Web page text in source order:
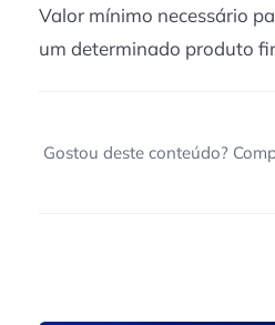
Valor mínimo necessário
um determinado produto
Gostou deste conteúdo?